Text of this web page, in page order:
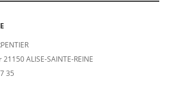
ALISE-SAINTE-REINE
35